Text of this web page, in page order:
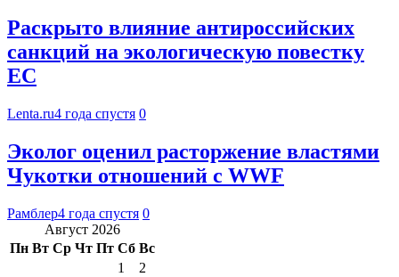
Раскрыто влияние антироссийских
санкций на экологическую повестку
ЕС
Lenta.ru4 года спустя 0
Эколог оценил расторжение властями
Чукотки отношений с WWF
Рамблер4 года спустя 0
Август 2026
Пн Вт Ср Чт Пт Сб Вс
1
2